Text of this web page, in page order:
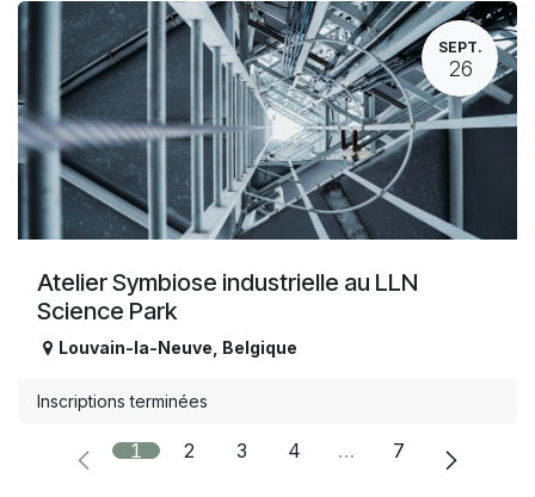
SEPT.
26
Atelier Symbiose industrielle au LLN
Science Park
Louvain-la-Neuve Belgique
Inscriptions terminées
1 2 3 4 … 7